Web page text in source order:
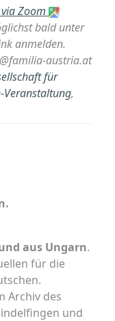
Zoom
bald unter
anmelden.
austria.at
für
Veranstaltung,
aus Ungarn.
für die
Archiv des
und